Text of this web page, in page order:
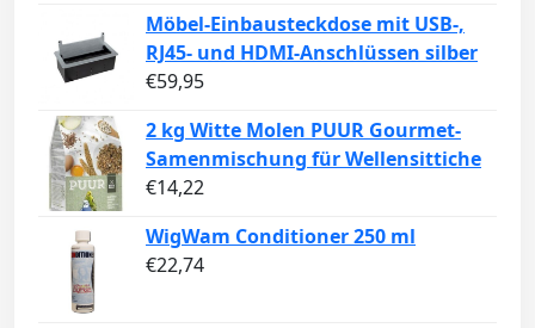
Möbel-Einbausteckdose mit USB-,
RJ45- und HDMI-Anschlüssen silber
€59,95
2 kg Witte Molen PUUR Gourmet-
Samenmischung für Wellensittiche
€14,22
WigWam Conditioner 250 ml
€22,74